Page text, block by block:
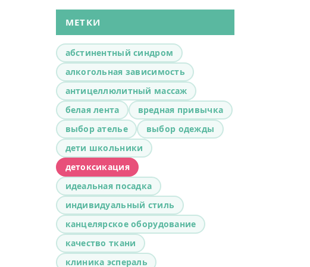
МЕТКИ
абстинентный синдром
алкогольная зависимость
антицеллюлитный массаж
белая лента
вредная привычка
выбор ателье
выбор одежды
дети школьники
детоксикация
идеальная посадка
индивидуальный стиль
канцелярское оборудование
качество ткани
клиника эспераль